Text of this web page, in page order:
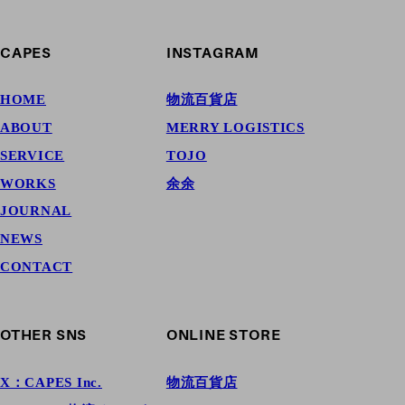
CAPES
HOME
ABOUT
SERVICE
WORKS
JOURNAL
NEWS
CONTACT
INSTAGRAM
物流百貨店
MERRY LOGISTICS
TOJO
余余
OTHER SNS
X：CAPES Inc.
ONLINE STORE
物流百貨店